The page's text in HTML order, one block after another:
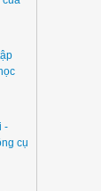
-
cụ